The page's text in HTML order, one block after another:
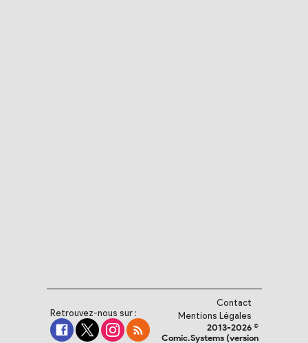
Retrouvez-nous sur :
Contact
Mentions Légales
2013-2026 ©
Comic.Systems (version